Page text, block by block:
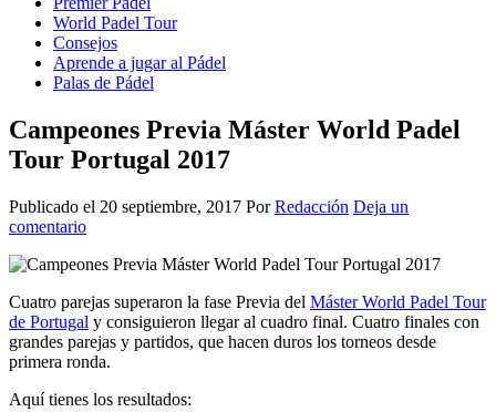
World Padel Tour
Consejos
Aprende a jugar al Pádel
Palas de Pádel
Campeones Previa Máster World Padel
Tour Portugal 2017
Publicado el 20 septiembre, 2017 PorRedacción Deja un
comentario
Cuatro parejas superaron la fase Previa del Máster World Padel Tour
de Portugal y consiguieron llegar al cuadro final. Cuatro finales con
grandes parejas y partidos, que hacen duros los torneos desde
primera ronda.
Aquí tienes los resultados: